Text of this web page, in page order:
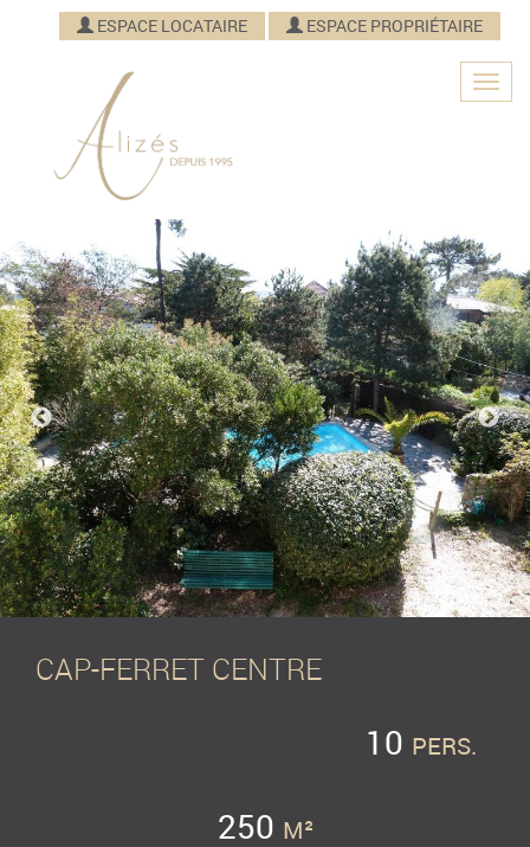
ESPACE LOCATAIRE ESPACE PROPRIÉTAIRE
CAP-FERRET CENTRE
10 PERS.
250 M²